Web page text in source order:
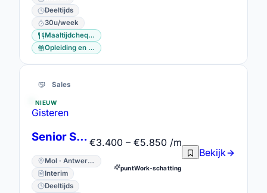
Deeltijds
30u/week
Maaltijdcheques
Opleiding en vorming
Sales
NIEUW
Gisteren
Senior Sales Advisor (30u/week)
Mol · Antwerpen
Interim
Deeltijds
€3.400 – €5.850 /m
puntWork-schatting
Bekijk